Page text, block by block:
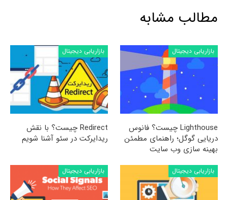
مطالب مشابه
بازاریابی دیجیتال
Lighthouse چیست؟ فانوس
دریایی گوگل؛ راهنمای مطمئن
بهینه سازی وب سایت
بازاریابی دیجیتال
Redirect چیست؟ با نقش
ریدایرکت در سئو آشنا شویم
بازاریابی دیجیتال بازاریابی دیجیتال